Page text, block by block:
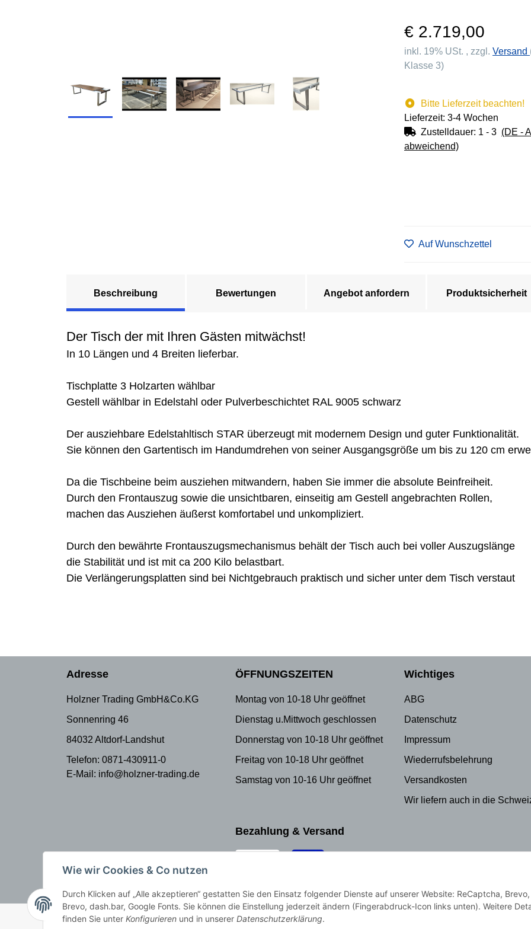
€ 2.719,00
inkl. 19% USt. , zzgl. Versand
Klasse 3)
Bitte Lieferzeit beachten!
Lieferzeit: 3-4 Wochen
Zustelldauer: 1 - 3 (DE -
abweichend)
Auf Wunschzettel
Beschreibung Bewertungen Angebot anfordern Produktsicherheit
Der Tisch der mit Ihren Gästen mitwächst!
In 10 Längen und 4 Breiten lieferbar.
Tischplatte 3 Holzarten wählbar
Gestell wählbar in Edelstahl oder Pulverbeschichtet RAL 9005 schwarz
Der ausziehbare Edelstahltisch STAR überzeugt mit modernem Design und guter Funktionalität.
Sie können den Gartentisch im Handumdrehen von seiner Ausgangsgröße um bis zu 120 cm
Da die Tischbeine beim ausziehen mitwandern, haben Sie immer die absolute Beinfreiheit.
Durch den Frontauszug sowie die unsichtbaren, einseitig am Gestell angebrachten Rollen,
machen das Ausziehen äußerst komfortabel und unkompliziert.
Durch den bewährte Frontauszugsmechanismus behält der Tisch auch bei voller Auszugslänge
die Stabilität und ist mit ca 200 Kilo belastbart.
Die Verlängerungsplatten sind bei Nichtgebrauch praktisch und sicher unter dem Tisch verstaut
Adresse
Holzner Trading GmbH&Co.KG
Sonnenring 46
84032 Altdorf-Landshut
Telefon: 0871-430911-0
E-Mail: info@holzner-trading.de
ÖFFNUNGSZEITEN
Montag von 10-18 Uhr geöffnet
Dienstag u.Mittwoch geschlossen
Donnerstag von 10-18 Uhr geöffnet
Freitag von 10-18 Uhr geöffnet
Samstag von 10-16 Uhr geöffnet
Wichtiges
ABG
Datenschutz
Impressum
Wiederrufsbelehrung
Versandkosten
Wir liefern auch in die
Bezahlung & Versand
© Holzner-Trading GmbH&Co KG Besucherzähler: 3509251
Wie wir Cookies & Co nutzen
Durch Klicken auf „Alle akzeptieren“ gestatten Sie den Einsatz folgender Dienste auf unserer Website: ReCaptcha, Brevo,
Brevo, dash.bar, Google Fonts. Sie können die Einstellung jederzeit ändern (Fingerabdruck-Icon links unten). Weitere
finden Sie unter Konfigurieren und in unserer Datenschutzerklärung.